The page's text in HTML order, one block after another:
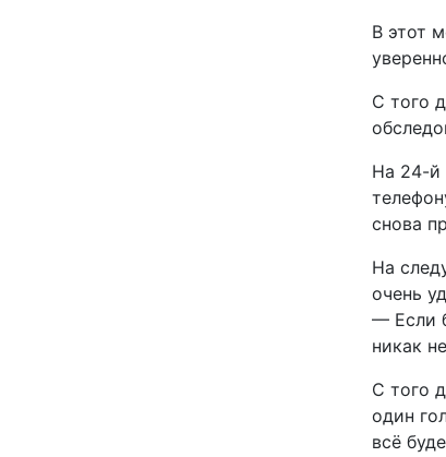
В этот
С того
На 24-й
снова
На
очень
— Если
никак
С того
один
всё